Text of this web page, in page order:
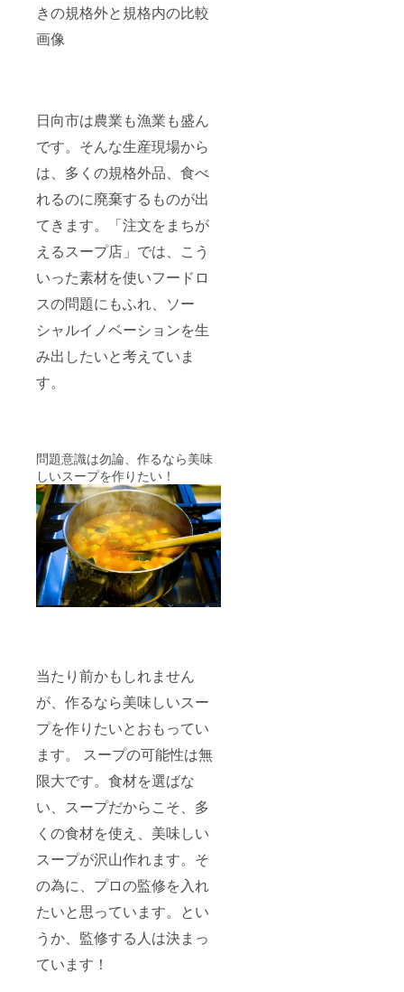
きの規格外と規格内の比較
画像
日向市は農業も漁業も盛ん
です。そんな生産現場から
は、多くの規格外品、食べ
れるのに廃棄するものが出
てきます。「注文をまちが
えるスープ店」では、こう
いった素材を使いフードロ
スの問題にもふれ、ソー
シャルイノベーションを生
み出したいと考えていま
す。
問題意識は勿論、作るなら美味
しいスープを作りたい！
当たり前かもしれません
が、作るなら美味しいスー
プを作りたいとおもってい
ます。 スープの可能性は無
限大です。食材を選ばな
い、スープだからこそ、多
くの食材を使え、美味しい
スープが沢山作れます。そ
の為に、プロの監修を入れ
たいと思っています。とい
うか、監修する人は決まっ
ています！